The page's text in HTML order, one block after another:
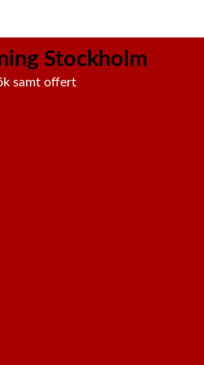
Stockholm
samt offert